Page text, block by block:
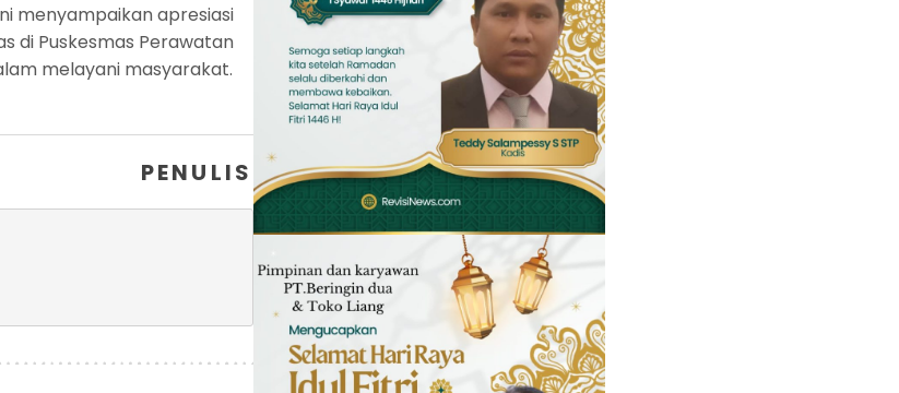
menyampaikan apresiasi
di Puskesmas Perawatan
melayani masyarakat.
PENULIS